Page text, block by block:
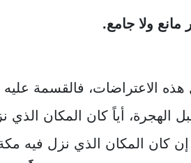
مانع ولا جامع.
الاعتراضات، فالقسمة عليه
الهجرة، أياً كان المكان الذي
كان المكان الذي نزل فيه